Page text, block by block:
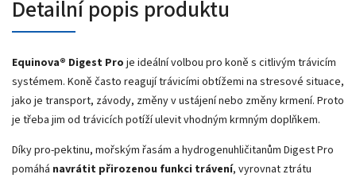
Detailní popis produktu
Equinova® Digest Pro je ideální volbou pro koně s citlivým trávicím
systémem. Koně často reagují trávicími obtížemi na stresové situace,
jako je transport, závody, změny v ustájení nebo změny krmení. Proto
je třeba jim od trávicích potíží ulevit vhodným krmným doplňkem.
Díky pro-pektinu, mořským řasám a hydrogenuhličitanům Digest Pro
pomáhá navrátit přirozenou funkci trávení, vyrovnat ztrátu